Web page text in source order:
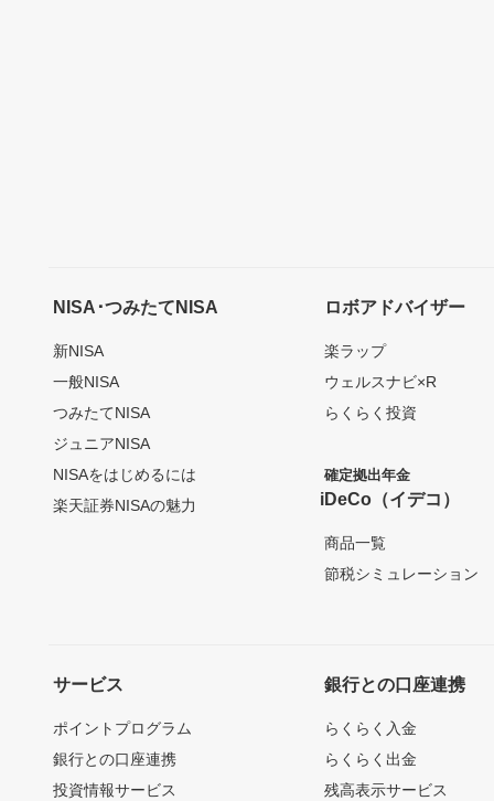
NISA･つみたてNISA
新NISA
一般NISA
つみたてNISA
ジュニアNISA
NISAをはじめるには
楽天証券NISAの魅力
ロボアドバイザー
楽ラップ
ウェルスナビ×R
らくらく投資
確定拠出年金
iDeCo（イデコ）
商品一覧
節税シミュレーション
サービス
ポイントプログラム
銀行との口座連携
投資情報サービス
銀行との口座連携
らくらく入金
らくらく出金
残高表示サービス